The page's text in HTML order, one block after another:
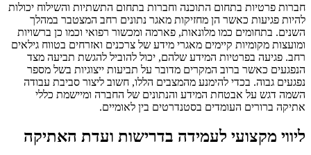
חברות פרטיות בתחום התוכנה וחברות בתחום התשתיות והשילוח יכולות
להיות פגיעות כאשר הן מחזיקות מאגר נתונים רחב המצטבר במהלך
השנים. בתחומים כמו מלונאות, פארמה ומכשור רפואי וכמו כן ברשויות
ומועצות מקומיות קיימים מאגרי מידע של צרכנים ואזרחים בטווח גילאים
רחב. פגיעה בפרטיות המידע שלהם, יכול להוביל להגשת תביעה מצד
הנפגעים כאשר ברוב המקרים מדובר על תביעות ייצוגיות בשל מספר
נפגעים גבוה. בכדי להימנע מהמצבים הללו, חשוב ליצור סביבת עבודה
השמה דגש על אבטחת המידע והנתונים של החברה ומיישמת כללי
אתיקה ברורים העומדים בסטנדרטים בין לאומיים.
ליווי מקצועי לעמידה בדרישות ועדת האתיקה